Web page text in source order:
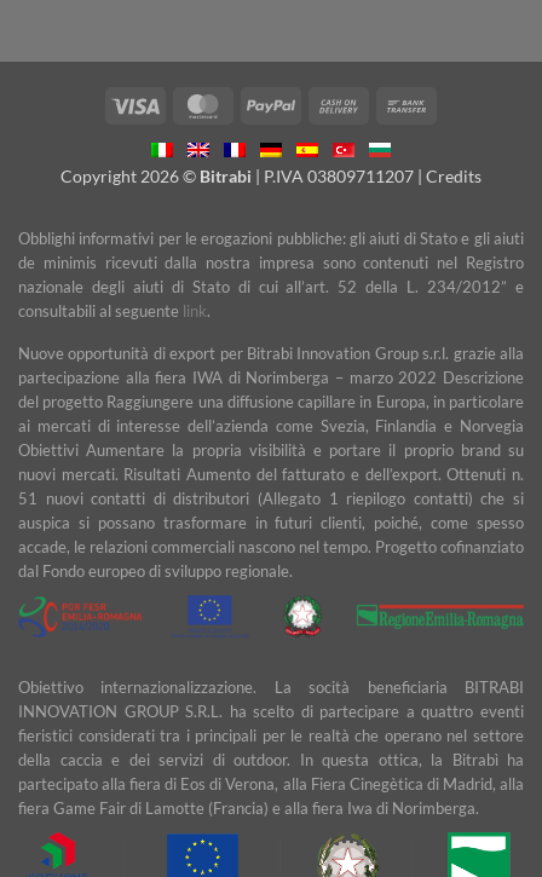
Visa MasterCardPayPal
Cash
Delivery
Copyright 2026 © Bitrabi | P.IVA 03809711207 | Credits
Obblighi informativi per le erogazioni pubbliche: gli aiuti di Stato e gli aiuti
de minimis ricevuti dalla nostra impresa sono contenuti nel Registro
nazionale degli aiuti di Stato di cui all’art. 52 della L. 234/2012” e
consultabili al seguente link.
Nuove opportunità di export per Bitrabi Innovation Group s.r.l. grazie alla
partecipazione alla fiera IWA di Norimberga – marzo 2022 Descrizione
del progetto Raggiungere una diffusione capillare in Europa, in particolare
ai mercati di interesse dell’azienda come Svezia, Finlandia e Norvegia
Obiettivi Aumentare la propria visibilità e portare il proprio brand su
nuovi mercati. Risultati Aumento del fatturato e dell’export. Ottenuti n.
51 nuovi contatti di distributori (Allegato 1 riepilogo contatti) che si
auspica si possano trasformare in futuri clienti, poiché, come spesso
accade, le relazioni commerciali nascono nel tempo. Progetto cofinanziato
dal Fondo europeo di sviluppo regionale.
Obiettivo internazionalizzazione. La socità beneficiaria BITRABI
INNOVATION GROUP S.R.L. ha scelto di partecipare a quattro eventi
fieristici considerati tra i principali per le realtà che operano nel settore
della caccia e dei servizi di outdoor. In questa ottica, la Bitrabì ha
partecipato alla fiera di Eos di Verona, alla Fiera Cinegètica di Madrid, alla
fiera Game Fair di Lamotte (Francia) e alla fiera Iwa di Norimberga.